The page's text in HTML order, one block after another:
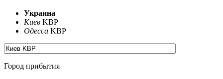
Украина
Киев KBP
Одесса KBP
Город прибытия